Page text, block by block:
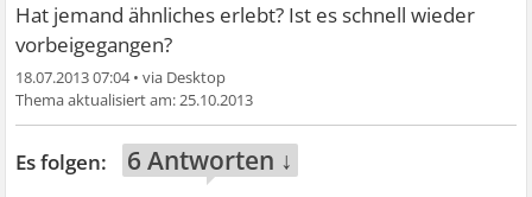
Hat jemand ähnliches erlebt? Ist es schnell wieder
vorbeigegangen?
18.07.2013 07:04•
25.10.2013
6 Antworten ↓